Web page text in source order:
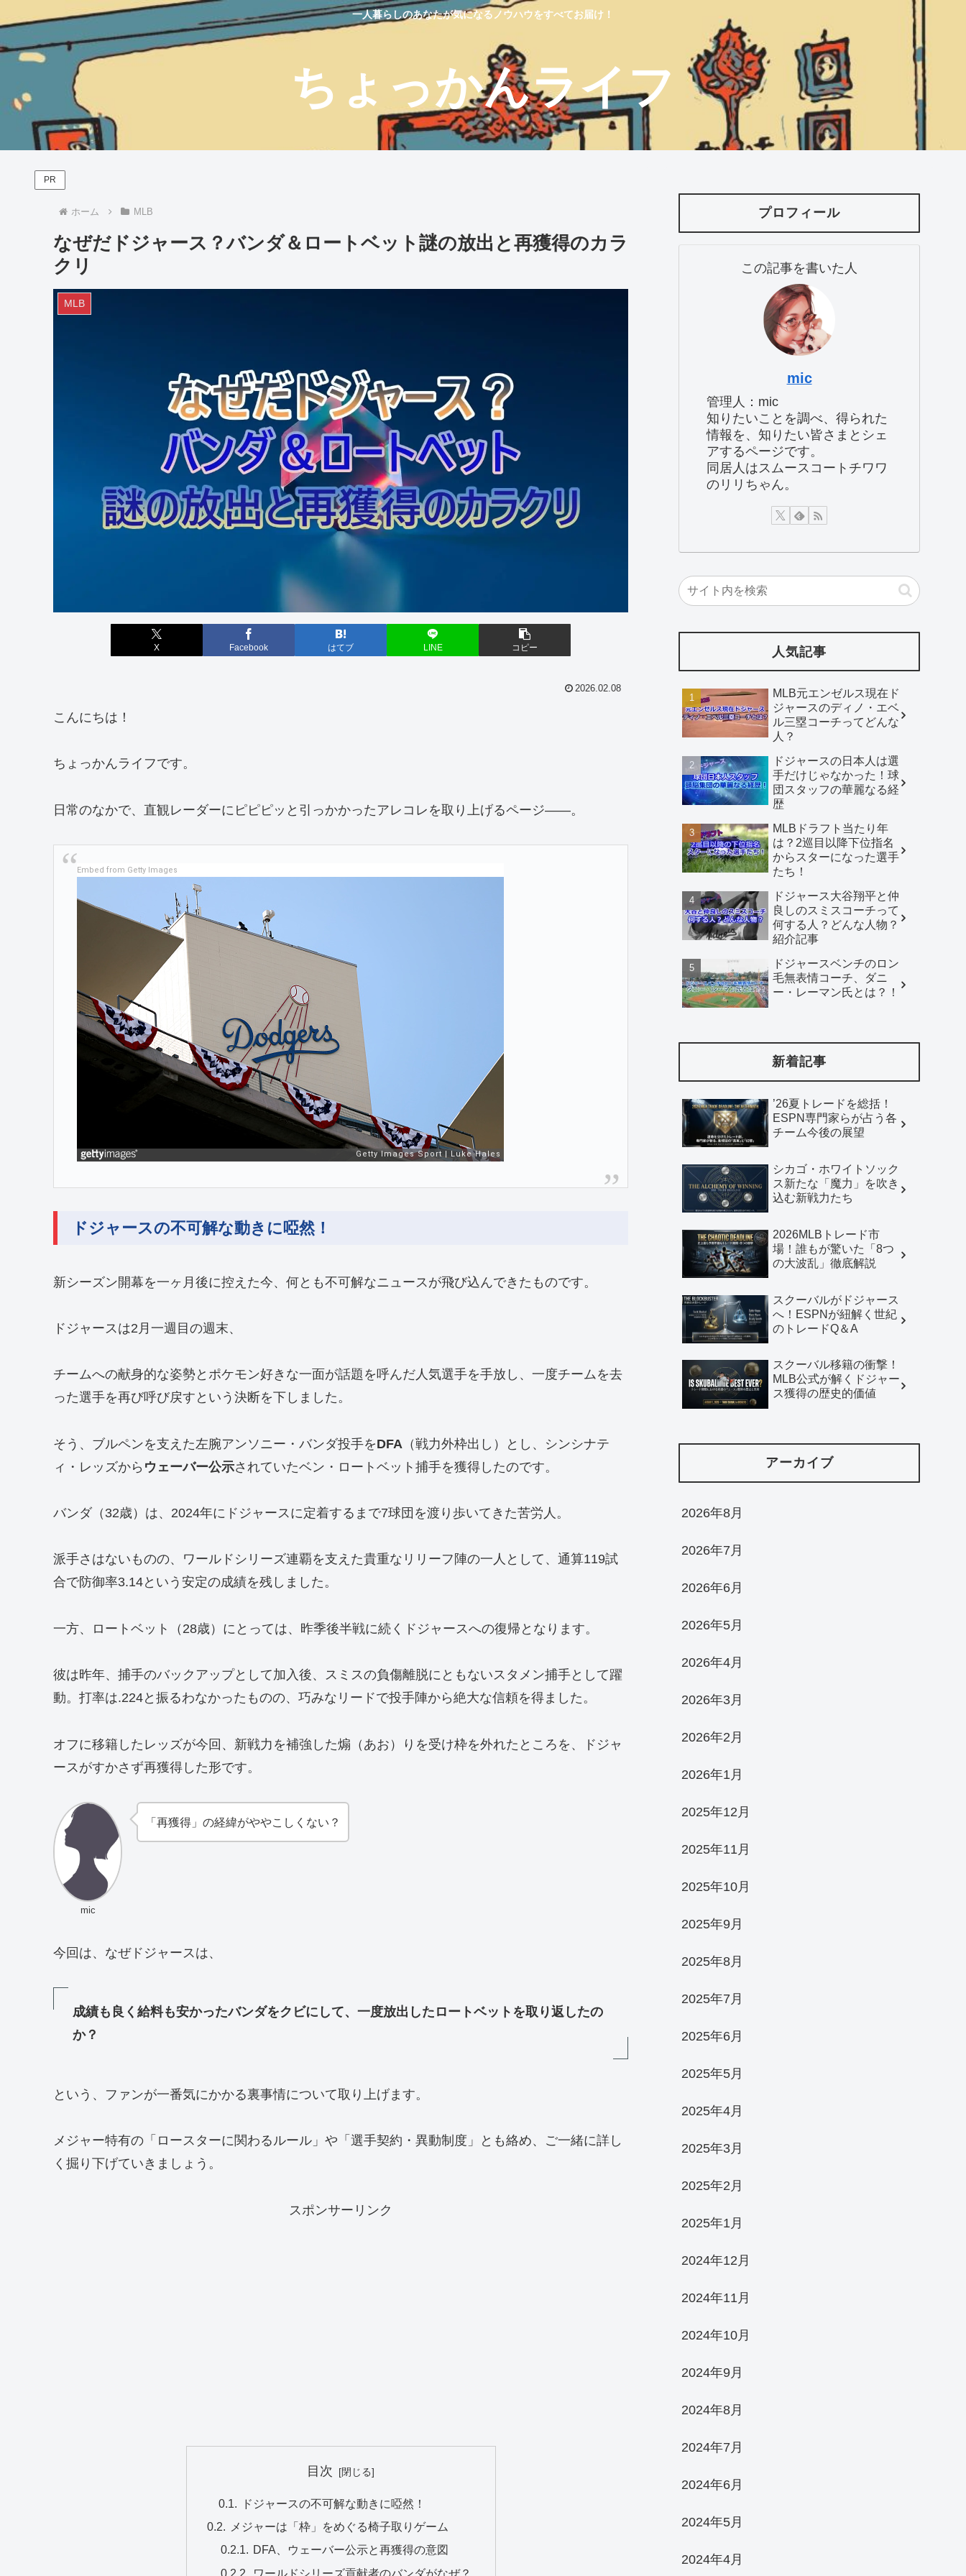
一人暮らしのあなたが気になるノウハウをすべてお届け！
ちょっかんライフ
PR
ホーム MLB
なぜだドジャース？バンダ＆ロートベット謎の放出と再獲得のカラ
クリ
MLB
X Facebook はてブ LINE コピー
2026.02.08
こんにちは！
ちょっかんライフです。
日常のなかで、直観レーダーにピピピッと引っかかったアレコレを取り上げるページ――。
Embed from Getty Images
ドジャースの不可解な動きに啞然！
新シーズン開幕を一ヶ月後に控えた今、何とも不可解なニュースが飛び込んできたものです。
ドジャースは2月一週目の週末、
チームへの献身的な姿勢とポケモン好きな一面が話題を呼んだ人気選手を手放し、一度チームを去
った選手を再び呼び戻すという決断を下しました。
そう、ブルペンを支えた左腕アンソニー・バンダ投手をDFA （戦力外枠出し）とし、シンシナテ
ィ・レッズから ウェーバー公示されていたベン・ロートベット捕手を獲得したのです。
バンダ（32歳）は、2024年にドジャースに定着するまで7球団を渡り歩いてきた苦労人。
派手さはないものの、ワールドシリーズ連覇を支えた貴重なリリーフ陣の一人として、通算119試
合で防御率3.14という安定の成績を残しました。
一方、ロートベット（28歳）にとっては、昨季後半戦に続くドジャースへの復帰となります。
彼は昨年、捕手のバックアップとして加入後、スミスの負傷離脱にともないスタメン捕手として躍
動。打率は.224と振るわなかったものの、巧みなリードで投手陣から絶大な信頼を得ました。
オフに移籍したレッズが今回、新戦力を補強した煽（あお）りを受け枠を外れたところを、ドジャ
ースがすかさず再獲得した形です。
mic
「再獲得」の経緯がややこしくない？
今回は、なぜドジャースは、
成績も良く給料も安かったバンダをクビにして、一度放出したロートベットを取り返したの
か？
という、ファンが一番気にかかる裏事情について取り上げます。
メジャー特有の「ロースターに関わるルール」や「選手契約・異動制度」とも絡め、ご一緒に詳し
く掘り下げていきましょう。
スポンサーリンク
目次
ドジャースの不可解な動きに啞然！
メジャーは「枠」をめぐる椅子取りゲーム
DFA、ウェーバー公示と再獲得の意図
ワールドシリーズ貢献者のバンダがなぜ？
プロフィール
この記事を書いた人
mic
管理人：mic
知りたいことを調べ、得られた
情報を、知りたい皆さまとシェ
アするページです。
同居人はスムースコートチワワ
のリリちゃん。
人気記事
MLB元エンゼルス現在ド
ジャースのディノ・エベ
ル三塁コーチってどんな
人？
ドジャースの日本人は選
手だけじゃなかった！球
団スタッフの華麗なる経
歴
MLBドラフト当たり年
は？2巡目以降下位指名
からスターになった選手
たち！
ドジャース大谷翔平と仲
良しのスミスコーチって
何する人？どんな人物？
紹介記事
ドジャースベンチのロン
毛無表情コーチ、ダニ
ー・レーマン氏とは？！
新着記事
’26夏トレードを総括！
ESPN専門家らが占う各
チーム今後の展望
シカゴ・ホワイトソック
ス新たな「魔力」を吹き
込む新戦力たち
2026MLBトレード市
場！誰もが驚いた「8つ
の大波乱」徹底解説
スクーバルがドジャース
へ！ESPNが紐解く世紀
のトレードQ＆A
スクーバル移籍の衝撃！
MLB公式が解くドジャー
ス獲得の歴史的価値
アーカイブ
2026年8月
2026年7月
2026年6月
2026年5月
2026年4月
2026年3月
2026年2月
2026年1月
2025年12月
2025年11月
2025年10月
2025年9月
2025年8月
2025年7月
2025年6月
2025年5月
2025年4月
2025年3月
2025年2月
2025年1月
2024年12月
2024年11月
2024年10月
2024年9月
2024年8月
2024年7月
2024年6月
2024年5月
2024年4月